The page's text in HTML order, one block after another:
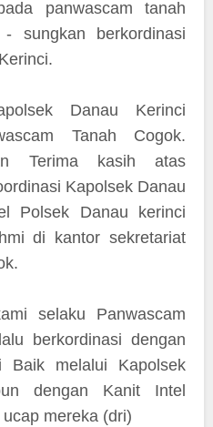
panwascam tanah
sungkan berkordinasi
Danau Kerinci
Tanah Cogok.
Terima kasih atas
Kapolsek Danau
Polsek Danau kerinci
di kantor sekretariat
selaku Panwascam
berkordinasi dengan
Baik melalui Kapolsek
dengan Kanit Intel
mereka (dri)